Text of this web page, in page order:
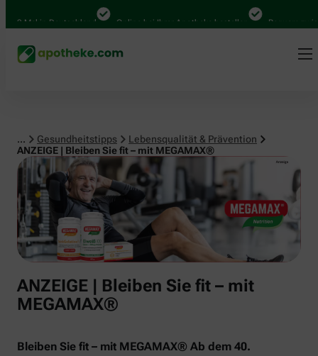
in Deutschland Online bei Ihrer Apotheke bestellen Bequem
... Gesundheitstipps
Lebensqualität & Prävention
ANZEIGE | Bleiben Sie fit – mit MEGAMAX®
Lebensqualität & Prävention
ANZEIGE | Bleiben Sie fit – mit
MEGAMAX®
Bleiben Sie fit – mit MEGAMAX® Ab dem 40.